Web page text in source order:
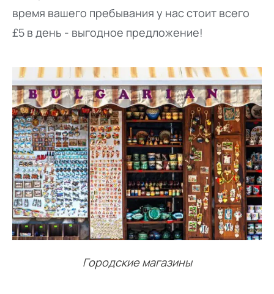
время вашего пребывания у нас стоит всего
£5 в день - выгодное предложение!
Городские магазины